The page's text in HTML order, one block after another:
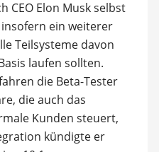
CEO Elon Musk selbst
ein weiterer
Teilsysteme davon
laufen sollten.
die Beta-Tester
die auch das
Kunden steuert,
kündigte er